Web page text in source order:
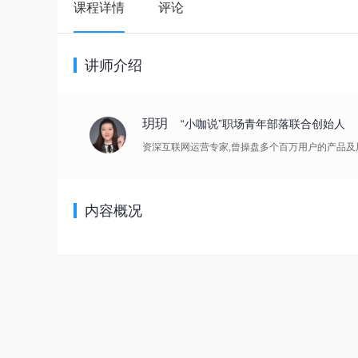
课程详情 评论
讲师介绍
玥玥 “小咖说”职场青年部落联合创始人
资深互联网运营专家,曾操盘多个百万用户的产品
内容概况